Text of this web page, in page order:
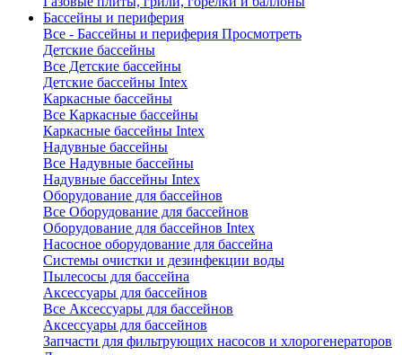
Бассейны и периферия
Все - Бассейны и периферия Просмотреть
Детские бассейны
Все Детские бассейны
Детские бассейны Intex
Каркасные бассейны
Все Каркасные бассейны
Каркасные бассейны Intex
Надувные бассейны
Все Надувные бассейны
Надувные бассейны Intex
Оборудование для бассейнов
Все Оборудование для бассейнов
Оборудование для бассейнов Intex
Насосное оборудование для бассейна
Системы очистки и дезинфекции воды
Пылесосы для бассейна
Аксессуары для бассейнов
Все Аксессуары для бассейнов
Аксессуары для бассейнов
Запчасти для фильтрующих насосов и хлорогенераторов